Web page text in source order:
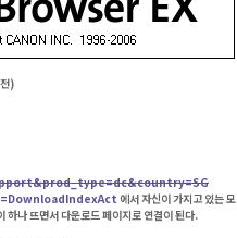
)
에서 자신이 가지고 있는 모
나 뜨면서 다운로드 페이지로 연결이 된다.